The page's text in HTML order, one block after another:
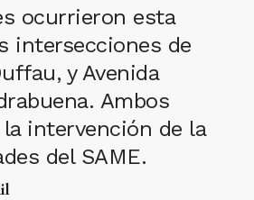
ocurrieron esta
intersecciones de
y Avenida
Ambos
intervención de la
del SAME.